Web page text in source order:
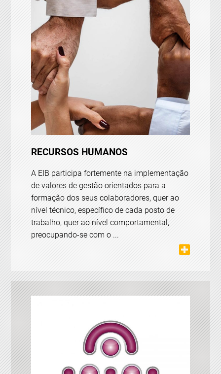
RECURSOS HUMANOS
A EIB participa fortemente na implementação
de valores de gestão orientados para a
formação dos seus colaboradores, quer ao
nível técnico, específico de cada posto de
trabalho, quer ao nível comportamental,
preocupando-se com o ...